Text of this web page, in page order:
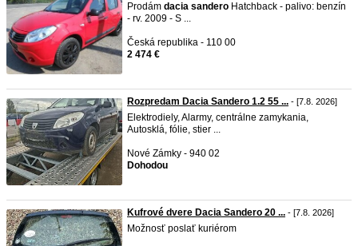
Prodám dacia sandero Hatchback - palivo: benzín
- rv. 2009 - S ...
Česká republika - 110 00
2 474 €
Rozpredam Dacia Sandero 1.2 55 ... - [7.8. 2026]
Elektrodiely, Alarmy, centrálne zamykania,
Autosklá, fólie, stier ...
Nové Zámky - 940 02
Dohodou
Kufrové dvere Dacia Sandero 20 ... - [7.8. 2026]
Možnosť poslať kuriérom